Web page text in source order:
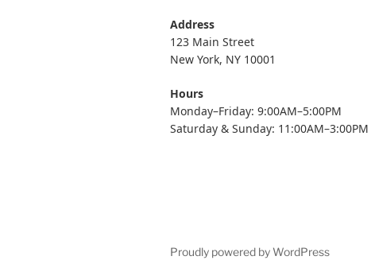
Address
123 Main Street
New York, NY 10001
Hours
Monday–Friday: 9:00AM–5:00PM
Saturday & Sunday: 11:00AM–3:00PM
Proudly powered by WordPress